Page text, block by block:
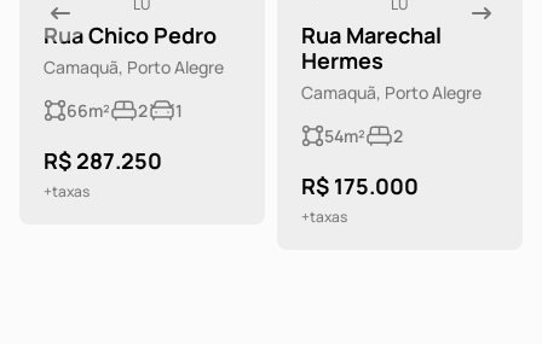
LU
Rua Chico Pedro
Camaquã, Porto Alegre
66m²
2 1
R$ 287.250
+taxas
LU
Rua Marechal
Hermes
Camaquã, Porto Alegre
54m²
2
R$ 175.000
+taxas